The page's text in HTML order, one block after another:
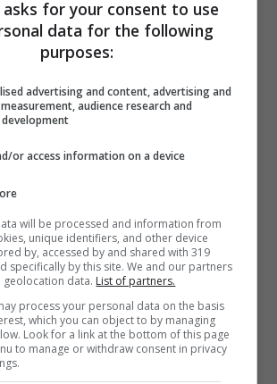
per i cacciatori e offre ai
per un nuovo set di armature e
il lancio dell’aggiornamento
l’8 giugno, le missioni evento
ancora più grandi e
più entusiasmanti
a essere pubblicate fino al 27
se nessun nuovo DLC a
pubblicato con
bonus gratuito, il DLC
raggruppato in nuovi set a
accessibili. I giocatori su Xbox
One, Windows, PlayStation
for your consent to use
data for the following
purposes:
advertising and content, advertising and
audience research and
development
or access information on a device
will be processed and information from
unique identifiers, and other device
by, accessed by and shared with 319
specifically by this site. We and our partners
geolocation data. List of partners.
process your personal data on the basis
which you can object to by managing
Look for a link at the bottom of this page
to manage or withdraw consent in privacy